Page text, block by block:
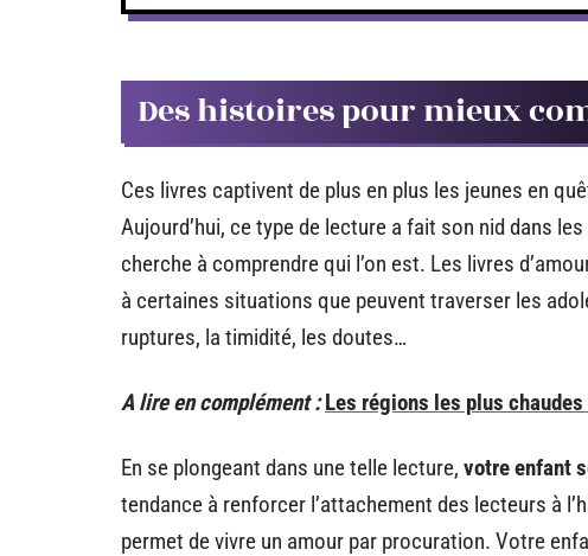
Des histoires pour mieux
Ces livres captivent de plus en plus les jeunes en
Aujourd’hui, ce type de lecture a fait son nid dans
cherche à comprendre qui l’on est. Les livres
à certaines situations que peuvent traverser les
ruptures, la timidité, les doutes…
A lire en complément : Les régions les plus
En se plongeant dans une telle lecture, votre enfant
tendance à renforcer l’attachement des lecteurs à
permet de vivre un amour par procuration. Votre